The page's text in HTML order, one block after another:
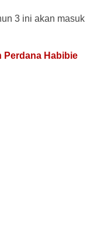
3 ini akan masuk
Perdana Habibie